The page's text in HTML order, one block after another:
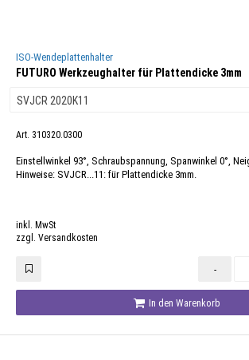
ISO-Wendeplattenhalter
FUTURO Werkzeughalter für Plattendicke 3mm
Art. 310320.0300
Einstellwinkel 93°, Schraubspannung, Spanwinkel 0°,
Hinweise: SVJCR...11: für Plattendicke 3mm.
inkl. MwSt
zzgl. Versandkosten
-
In den Warenkorb